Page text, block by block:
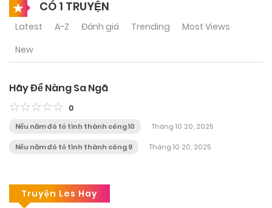
CÓ 1 TRUYỆN
Latest A-Z Đánh giá Trending
Most Views
New
Hãy Để Nàng Sa Ngã
0
Nếu năm đó tỏ tình thành công 10 Tháng 10 20, 2025
Nếu năm đó tỏ tình thành công 9 Tháng 10 20, 2025
Truyện Les Hay